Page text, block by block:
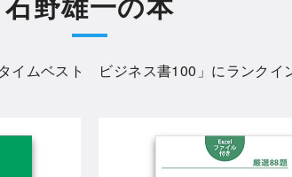
イムベスト ビジネス書100 」にランクイ